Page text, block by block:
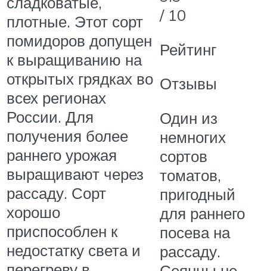
плотные. Этот сорт
помидоров допущен
к выращиванию на
открытых грядках во
всех регионах
России. Для
получения более
раннего урожая
выращивают через
рассаду. Сорт
хорошо
приспособлен к
недостатку света и
/ 10
Рейтинг
Отзывы
Один из
немногих
сортов
томатов,
пригодный
для раннего
посева на
рассаду.